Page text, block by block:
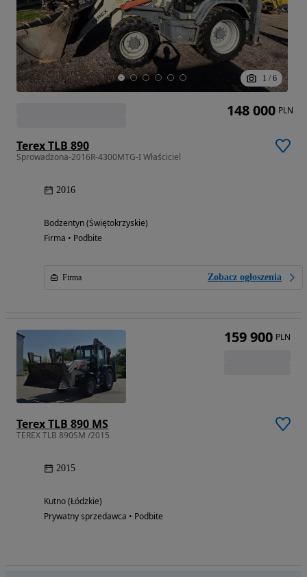
1 / 6
Terex TLB 890
Sprowadzona-2016R-4300MTG-I Właściciel
2016
Bodzentyn (Świętokrzyskie)
Firma • Podbite
Firma Zobacz ogłoszenia
148 000 PLN
Terex TLB 890 MS
TEREX TLB 890SM /2015
2015
Kutno (Łódzkie)
Prywatny sprzedawca • Podbite
159 900 PLN